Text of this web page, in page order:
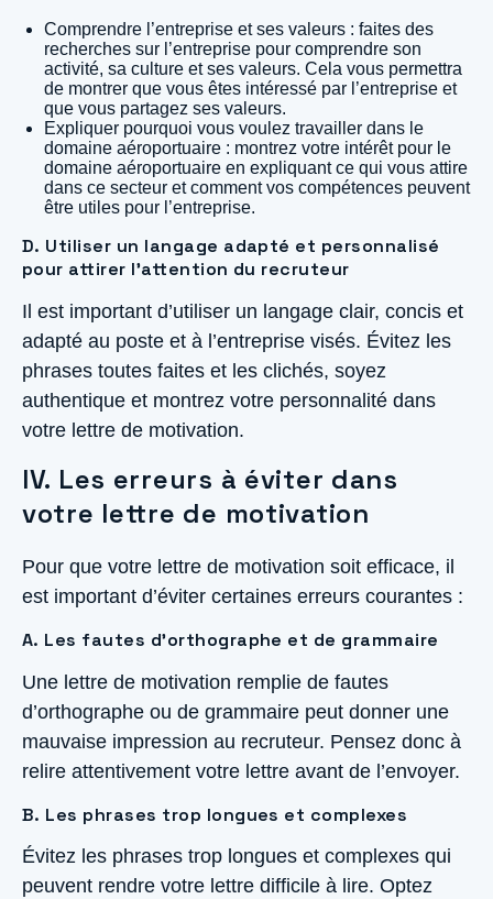
Comprendre l’entreprise et ses valeurs : faites des
recherches sur l’entreprise pour comprendre son
activité, sa culture et ses valeurs. Cela vous permettra
de montrer que vous êtes intéressé par l’entreprise et
que vous partagez ses valeurs.
Expliquer pourquoi vous voulez travailler dans le
domaine aéroportuaire : montrez votre intérêt pour le
domaine aéroportuaire en expliquant ce qui vous attire
dans ce secteur et comment vos compétences peuvent
être utiles pour l’entreprise.
D. Utiliser un langage adapté et personnalisé
pour attirer l’attention du recruteur
Il est important d’utiliser un langage clair, concis et
adapté au poste et à l’entreprise visés. Évitez les
phrases toutes faites et les clichés, soyez
authentique et montrez votre personnalité dans
votre lettre de motivation.
IV. Les erreurs à éviter dans
votre lettre de motivation
Pour que votre lettre de motivation soit efficace, il
est important d’éviter certaines erreurs courantes :
A. Les fautes d’orthographe et de grammaire
Une lettre de motivation remplie de fautes
d’orthographe ou de grammaire peut donner une
mauvaise impression au recruteur. Pensez donc à
relire attentivement votre lettre avant de l’envoyer.
B. Les phrases trop longues et complexes
Évitez les phrases trop longues et complexes qui
peuvent rendre votre lettre difficile à lire. Optez